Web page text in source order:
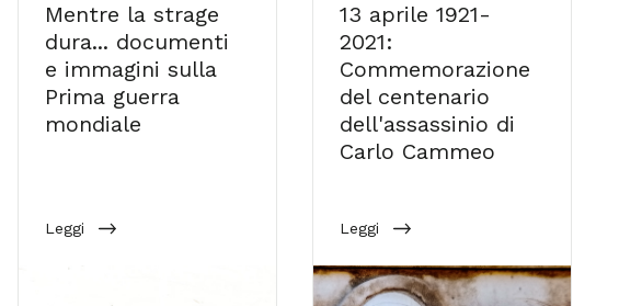
Mentre la strage
dura... documenti
e immagini sulla
Prima guerra
mondiale
Leggi
13 aprile 1921-
2021:
Commemorazione
del centenario
dell'assassinio di
Carlo Cammeo
Leggi